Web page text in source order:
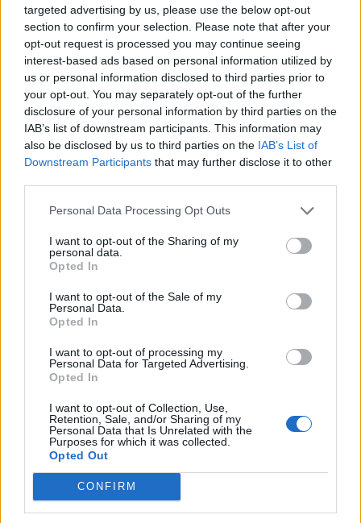
targeted advertising by us, please use the below opt-out
section to confirm your selection. Please note that after your
opt-out request is processed you may continue seeing
interest-based ads based on personal information utilized by
us or personal information disclosed to third parties prior to
your opt-out. You may separately opt-out of the further
disclosure of your personal information by third parties on the
IAB’s list of downstream participants. This information may
also be disclosed by us to third parties on the IAB’s List of
Downstream Participants that may further disclose it to other
Personal Data Processing Opt Outs
I want to opt-out of the Sharing of my
personal data.
Opted In
I want to opt-out of the Sale of my
Personal Data.
Opted In
I want to opt-out of processing my
Personal Data for Targeted Advertising.
Opted In
I want to opt-out of Collection, Use,
Retention, Sale, and/or Sharing of my
Personal Data that Is Unrelated with the
Purposes for which it was collected.
Opted Out
CONFIRM
“Norme criminogene”. Fango
di Bersani su Salvini, Bocchino
lo ammutolisce